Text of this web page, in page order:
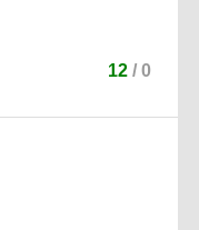
12 / 0